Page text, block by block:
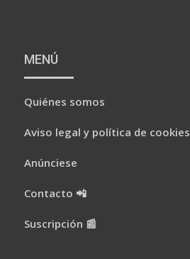
MENÚ
Quiénes somos
Aviso legal y política de cookies
Anúnciese
Contacto 📲
Suscripción 📰